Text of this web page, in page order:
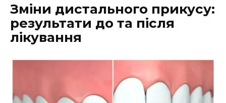
Зміни дистального прикусу:
результати до та після
лікування